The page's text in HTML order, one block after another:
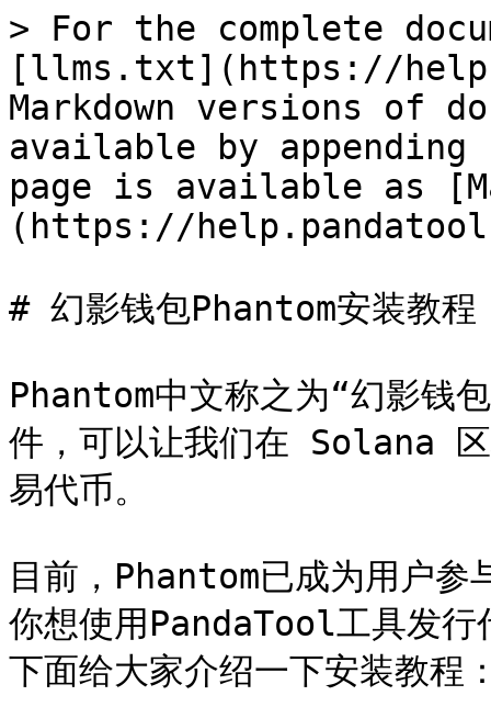
> For the complete
[llms.txt](https://
Markdown versions of
available by
page is available as
(https://
# 幻影钱包Phantom安装教程
Phantom中文称之为“幻影钱
件，可以让我们在 Solana 区
易代币。
目前，Phantom已成为用户
你想使用PandaTool工具发行
下面给大家介绍一下安装教程